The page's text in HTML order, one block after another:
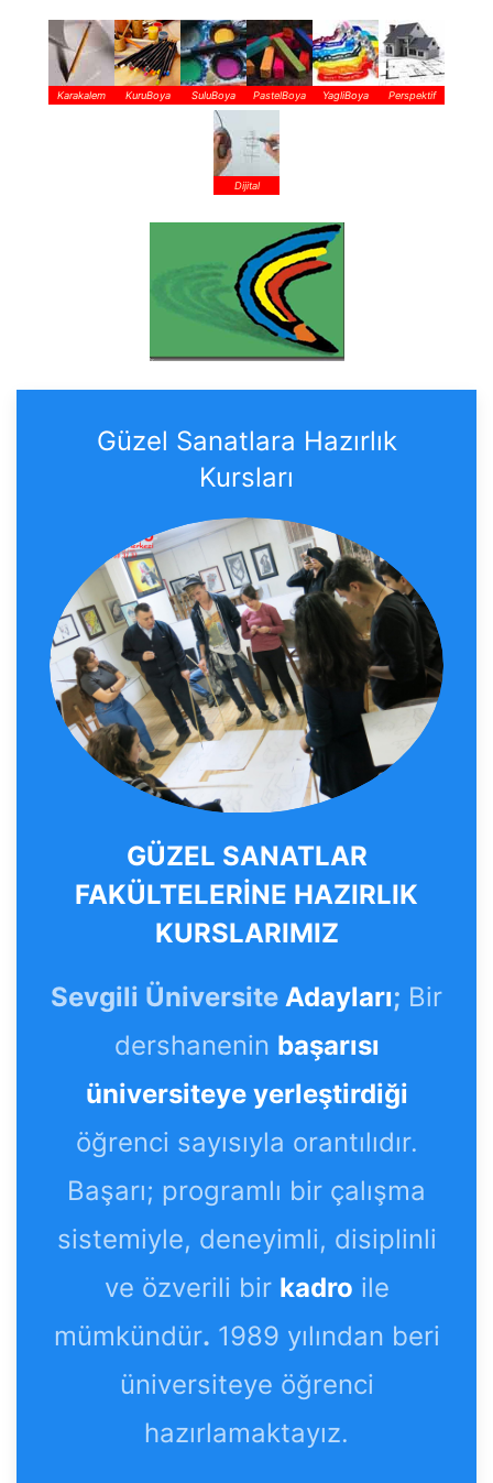
Karakalem KuruBoya SuluBoya PastelBoya YagliBoya Perspektif
Dijital
Güzel Sanatlara Hazırlık
Kursları
GÜZEL SANATLAR
FAKÜLTELERİNE HAZIRLIK
KURSLARIMIZ
Sevgili Üniversite Adayları; Bir
dershanenin başarısı
üniversiteye yerleştirdiği
öğrenci sayısıyla orantılıdır.
Başarı; programlı bir çalışma
sistemiyle, deneyimli, disiplinli
ve özverili bir kadro ile
mümkündür. 1989 yılından beri
üniversiteye öğrenci
hazırlamaktayız.